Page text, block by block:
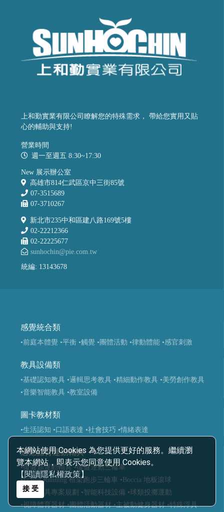
本網站使用 Cookies 為您提供更好的服務。繼續瀏
覽本網站，即表示您同意使用 Cookies。
【閱讀隱私權政策】
接 受
上和勤實業有限公司瞭解您的特殊需求， 帶給您實用又貼
心的輔助與支持!
營業時間
週一至週五 8:30~17:30
New 展示辦公室
高雄市814仁武區京中三街85號
07-3515689
07-3710267
新北市235中和區建八路169號5樓
02-22212366
02-22225677
sunhochin@pie.com.tw
統編: 13143678
感覺統合類
•前庭本體覺 •平衡 •觸覺 •團體活動 •律動體能 •感官刺激
教具設備類
•基礎認知教具 •邏輯思考教具 •精細動作教具 •美勞創作教具
•音樂智能教具 •教室設備
圖卡教材類
•生活認知 •口語表達 •社會技巧 •情緒表達
適應體育運動輔具
•復健類運動輔具 •復健運動三輪車
•Frame Running 框架跑步三輪車 •Boccia 地板滾球
•運動輔具專案規劃 •智能科技設備 •球類投擲運動
•視障體育器材 •團體活動器材 •主被動健身器材 •特殊浮具